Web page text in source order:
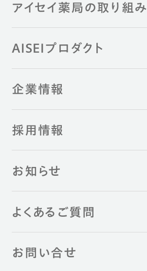
アイセイ薬局の取り組み
AISEIプロダクト
企業情報
採用情報
お知らせ
よくあるご質問
お問い合せ